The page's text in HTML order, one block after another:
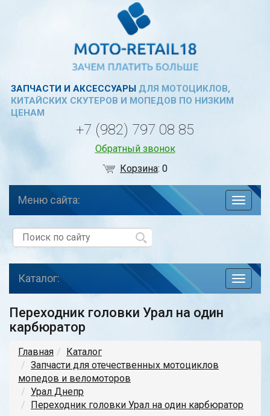
ЗАПЧАСТИ И АКСЕССУАРЫДЛЯ МОТОЦИКЛОВ,
КИТАЙСКИХ СКУТЕРОВ И МОПЕДОВ ПО НИЗКИМ
ЦЕНАМ
+7 (982) 797 08 85
Обратный звонок
Корзина:0
по
Меню сайта:
toggle
Каталог:
Переходник головки Урал на один
карбюратор
Главная
Каталог
Запчасти для отечественных мотоциклов
мопедов и веломоторов
Урал Днепр
Переходник головки Урал на один карбюратор